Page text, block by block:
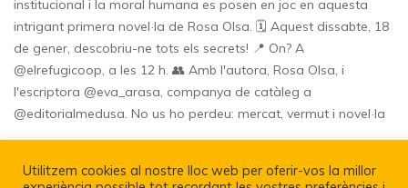
Utilitzem cookies al nostre lloc web per oferir-vos la millor